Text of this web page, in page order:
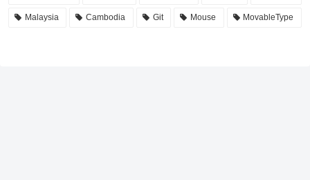
Malaysia Cambodia Git Mouse MovableType